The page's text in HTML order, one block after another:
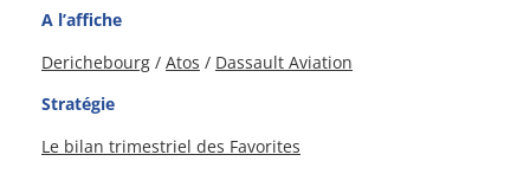
A l’affiche
Derichebourg / Atos / Dassault Aviation
Stratégie
Le bilan trimestriel des Favorites